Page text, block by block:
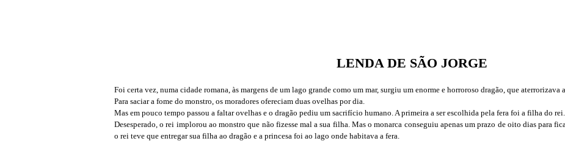
LENDA DE SÃO JORGE
Foi certa vez, numa cidade romana, às margens de um lago grande como um mar, surgiu um enorme e horroroso dragão, que aterrorizava
Para saciar a fome do monstro, os moradores ofereciam duas ovelhas por dia.
Mas em pouco tempo passou a faltar ovelhas e o dragão pediu um sacrifício humano. A primeira a ser escolhida pela fera foi a filha do rei.
Desesperado, o rei implorou ao monstro que não fizesse mal a sua filha. Mas o monarca conseguiu apenas um prazo de oito dias para
o rei teve que entregar sua filha ao dragão e a princesa foi ao lago onde habitava a fera.